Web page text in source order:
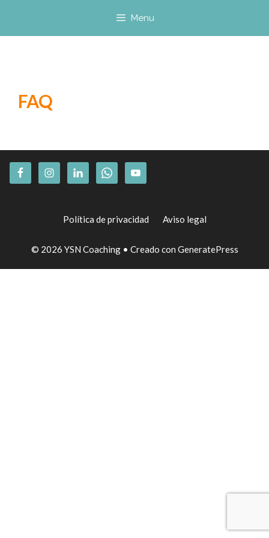
Menu
FAQ
Política de privacidad Aviso legal
© 2026 YSN Coaching• Creado con GeneratePress